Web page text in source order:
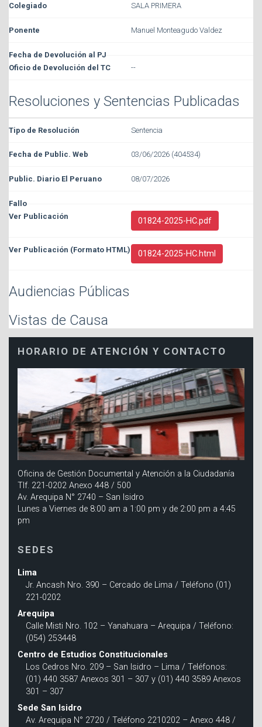
SALA PRIMERA
Manuel Monteagudo Valdez
--
Resoluciones y Sentencias Publicadas
Sentencia
03/06/2026 (404534)
08/07/2026
01824-2025-HC.pdf
01824-2025-HC.html
Audiencias Públicas
Vistas de Causa
HORARIO DE ATENCIÓN Y CONTACTO
Oficina de Gestión Documental y Atención a la Ciudadanía
Tlf. 221-0202 Anexo 448 / 500
Av. Arequipa N° 2740 – San Isidro
Lunes a Viernes de 8:00 am a 1:00 pm y de 2:00 pm a 4:45
pm
SEDES
Lima
Jr. Ancash Nro. 390 – Cercado de Lima / Teléfono (01)
221-0202
Arequipa
Calle Misti Nro. 102 – Yanahuara – Arequipa / Teléfono:
(054) 253448
Centro de Estudios Constitucionales
Los Cedros Nro. 209 – San Isidro – Lima / Teléfonos:
(01) 440 3587 Anexos 301 – 307 y (01) 440 3589 Anexos
301 – 307
Sede San Isidro
Av. Arequipa N° 2720 / Teléfono 2210202 – Anexo 448 /